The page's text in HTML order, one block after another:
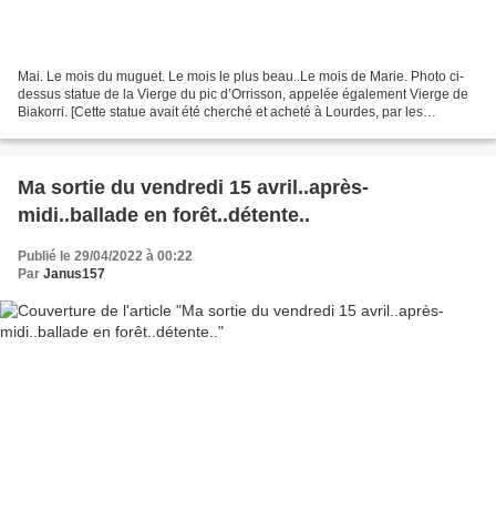
Mai. Le mois du muguet. Le mois le plus beau..Le mois de Marie. Photo ci-
dessus statue de la Vierge du pic d’Orrisson, appelée également Vierge de
Biakorri. [Cette statue avait été cherché et acheté à Lourdes, par les
Ma sortie du vendredi 15 avril..après-
midi..ballade en forêt..détente..
Publié le 29/04/2022 à 00:22
Par Janus157